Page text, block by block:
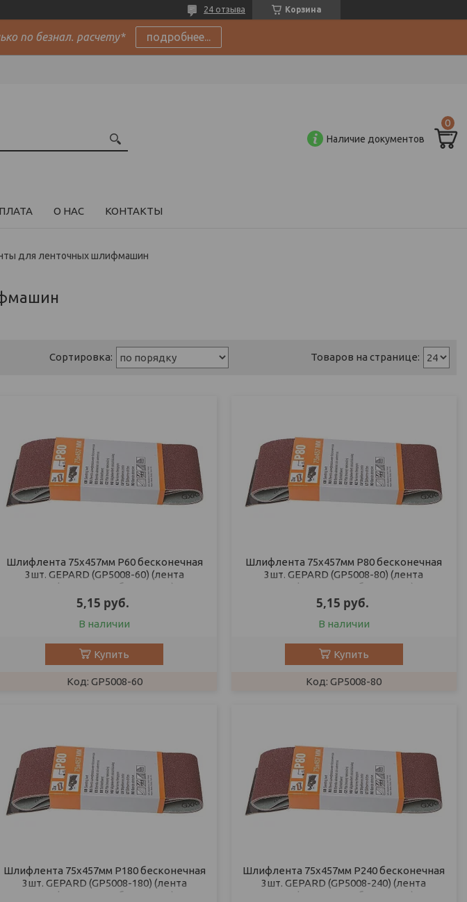
Корзина
24 отзыва
по безнал. расчету* подробнее...
Наличие документов
О НАС КОНТАКТЫ
для ленточных шлифмашин
Шлифлента 75х457мм Р60 бесконечная
3шт. GEPARD (GP5008-60) (лента
шлифовальная абразивная)
5,15 руб.
В наличии
Купить
GP5008-60
Шлифлента 75х457мм Р80 бесконечная
3шт. GEPARD (GP5008-80) (лента
шлифовальная абразивная)
5,15 руб.
В наличии
Купить
GP5008-80
Шлифлента 75х457мм Р180 бесконечная
3шт. GEPARD (GP5008-180) (лента
шлифовальная абразивная)
Шлифлента 75х457мм Р240 бесконечная
3шт. GEPARD (GP5008-240) (лента
шлифовальная абразивная)